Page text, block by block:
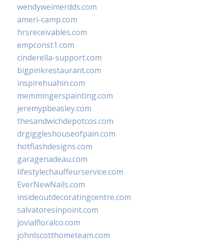
wendyweimerdds.com
ameri-camp.com
hrsreceivables.com
empconst1.com
cinderella-support.com
bigpinkrestaurant.com
inspirehuahin.com
memmingerspainting.com
jeremypbeasley.com
thesandwichdepotcos.com
drgiggleshouseofpain.com
hotflashdesigns.com
garagenadeau.com
lifestylechauffeurservice.com
EverNewNails.com
insideoutdecoratingcentre.com
salvatoresinpoint.com
jovialfloralco.com
johnlscotthometeam.com